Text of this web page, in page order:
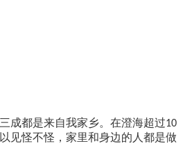
成都是来自我家乡。在澄海超过10
见怪不怪，家里和身边的人都是做